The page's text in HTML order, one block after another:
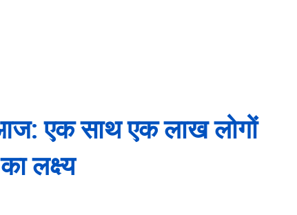
एक साथ एक लाख लोगों
लक्ष्य